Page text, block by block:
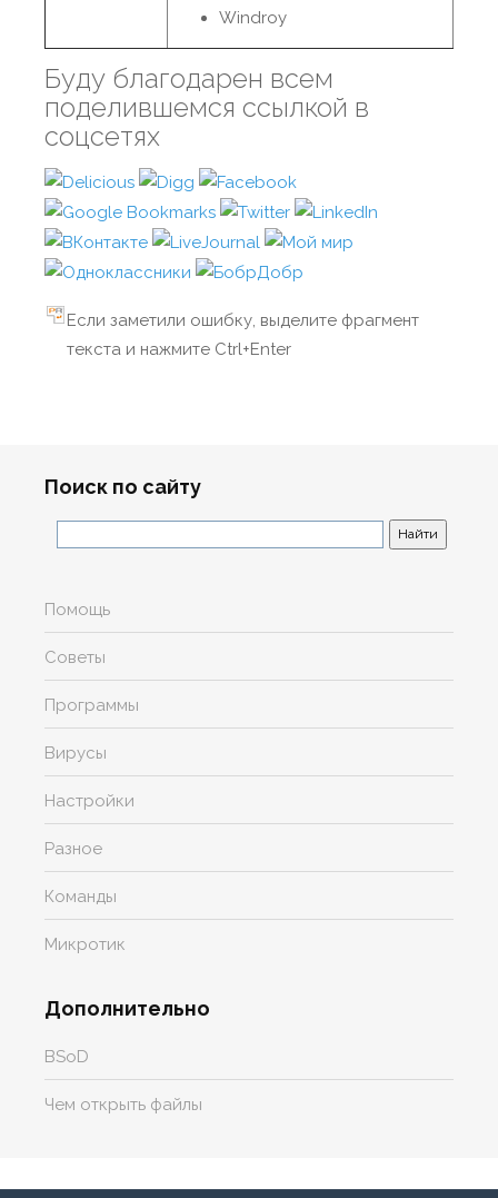
Windroy
Буду благодарен всем
поделившемся ссылкой в
соцсетях
Если заметили ошибку, выделите фрагмент
текста и нажмите Ctrl+Enter
Поиск по сайту
Помощь
Советы
Программы
Вирусы
Настройки
Разное
Команды
Микротик
Дополнительно
BSoD
Чем открыть файлы